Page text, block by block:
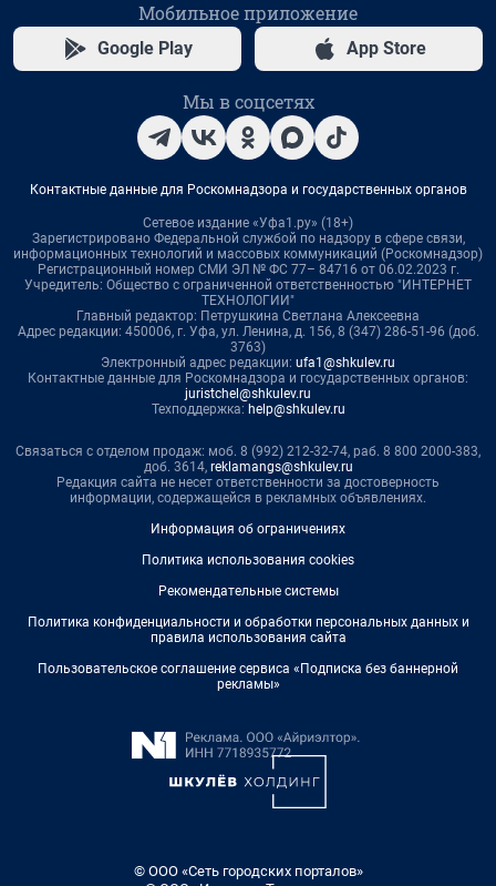
Мобильное приложение
Google Play App Store
Мы в соцсетях
Контактные данные для Роскомнадзора и государственных органов
Сетевое издание «Уфа1.ру» (18+)
Зарегистрировано Федеральной службой по надзору в сфере связи,
информационных технологий и массовых коммуникаций (Роскомнадзор)
Регистрационный номер СМИ ЭЛ № ФС 77– 84716 от 06.02.2023 г.
Учредитель: Общество с ограниченной ответственностью "ИНТЕРНЕТ
ТЕХНОЛОГИИ"
Главный редактор: Петрушкина Светлана Алексеевна
Адрес редакции: 450006, г. Уфа, ул. Ленина, д. 156, 8 (347) 286-51-96 (доб.
3763)
Электронный адрес редакции: ufa1@shkulev.ru
Контактные данные для Роскомнадзора и государственных органов:
juristchel@shkulev.ru
Техподдержка: help@shkulev.ru
Связаться с отделом продаж: моб. 8 (992) 212-32-74, раб. 8 800 2000-383,
доб. 3614, reklamangs@shkulev.ru
Редакция сайта не несет ответственности за достоверность
информации, содержащейся в рекламных объявлениях.
Информация об ограничениях
Политика использования cookies
Рекомендательные системы
Политика конфиденциальности и обработки персональных данных и
правила использования сайта
Пользовательское соглашение сервиса «Подписка без баннерной
рекламы»
© ООО «Сеть городских порталов»